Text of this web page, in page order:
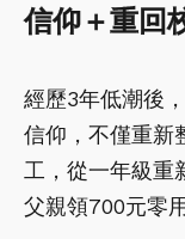
信仰＋重回
經歷3年低潮後
信仰，不僅重新
工，從一年級重
父親領700元零